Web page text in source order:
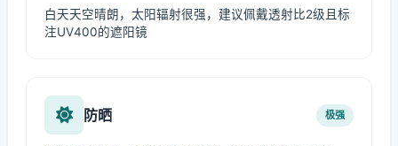
白天天空晴朗，太阳辐射很强，建议佩戴透射比2级且标
注UV400的遮阳镜
防晒 极强